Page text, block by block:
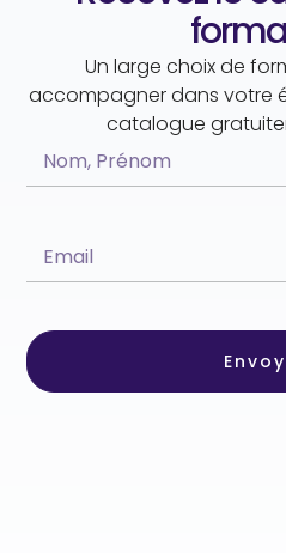
Un large choix de
accompagner dans votre
catalogue